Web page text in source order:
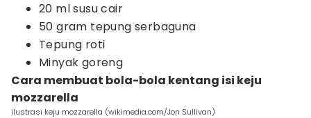
20 ml susu cair
50 gram tepung serbaguna
Tepung roti
Minyak goreng
Cara membuat bola-bola kentang isi keju
mozzarella
ilustrasi keju mozzarella (wikimedia.com/Jon Sullivan)